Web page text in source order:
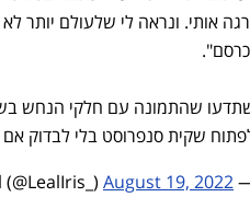
אותי. ונראה לי שלעולם יותר
שהתמונה עם חלקי הנחש
שקית סנפרוסט בלי לבדוק
— Iris Leal
August 19, 2022